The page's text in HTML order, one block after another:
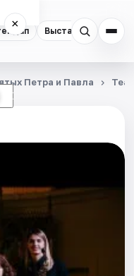
Выставки
×
☾
Петра и Павла